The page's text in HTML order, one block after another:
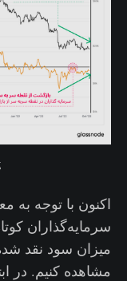
سرمایه‌گذاران
میزان سود نقد
مشاهده کنیم. در